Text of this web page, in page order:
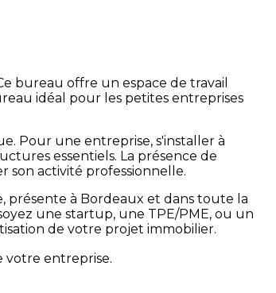
bureau offre un espace de travail
idéal pour les petites entreprises
Pour une entreprise, s'installer à
essentiels. La présence de
son activité professionnelle.
présente à Bordeaux et dans toute la
une startup, une TPE/PME, ou un
de votre projet immobilier.
entreprise.